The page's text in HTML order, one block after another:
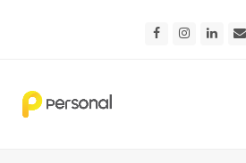
FacebookInstagram